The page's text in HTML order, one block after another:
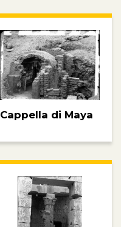
Cappella di Maya